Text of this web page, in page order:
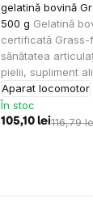
gelatină bovină
500 g Gelatină
certificată Grass-
sănătatea
pielii, supliment
Aparat locomotor
În stoc
105,10 lei116,79